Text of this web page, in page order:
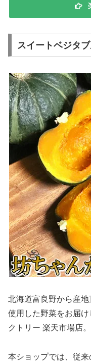
スイートベジタ
北海道富良野から産
使用した野菜をお届
クトリー 楽天市場店。
本ショップでは、従